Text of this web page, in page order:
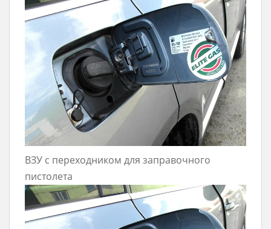
ВЗУ с переходником для заправочного
пистолета